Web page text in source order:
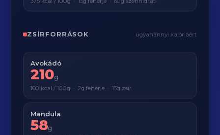
ZSÍRFORRÁSOK ugyanannyi kalóriáért
Avokádó
210g
160 kcal / 100g · 2g fehérje · 15g zsír
Mandula
58g